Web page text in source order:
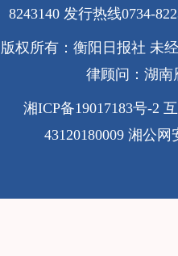
8243140 发行热线0734-
版权所有：衡阳日报社 未
律顾问：湖南
湘ICP备19017183号-2
43120180009 湘公网